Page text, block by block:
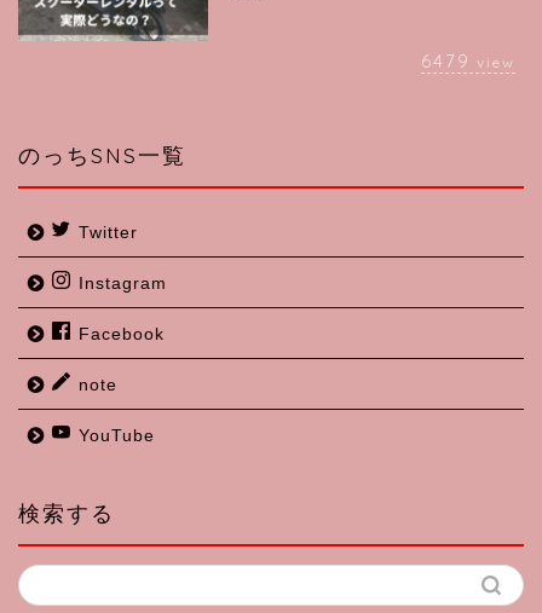
6479 view
のっちSNS一覧
Twitter
Instagram
Facebook
note
YouTube
検索する